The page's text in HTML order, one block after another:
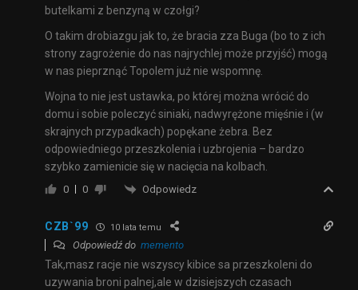
butelkami z benzyną w czołgi?
O takim drobiazgu jak to, że bracia zza Buga (bo to z ich
strony zagrożenie do nas najrychlej może przyjść) mogą
w nas pieprznąć Topolem już nie wspomnę.
Wojna to nie jest ustawka, po której można wrócić do
domu i sobie poleczyć siniaki, nadwyrężone mięśnie i (w
skrajnych przypadkach) popękane żebra. Bez
odpowiedniego przeszkolenia i uzbrojenia – bardzo
szybko zamienicie się w nacięcia na kolbach.
0 0 Odpowiedz
CZB`99 10 lata temu
Odpowiedź do memento
Tak,masz racje nie wszyscy kibice sa przeszkoleni do
uzywania broni palnej,ale w dzisiejszych czasach